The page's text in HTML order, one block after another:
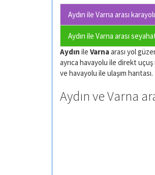
Aydın ile Varna arası
Aydın ile Varna arası
Aydın ile Varnaarası yol
ayrıca havayolu ile direkt
ve havayolu ile ulaşım
Aydın ve Varna